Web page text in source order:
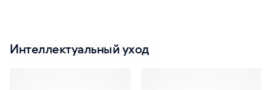
Интеллектуальный уход